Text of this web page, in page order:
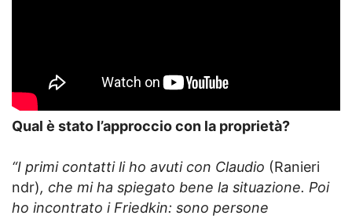
Qual è stato l’approccio con la proprietà?
“I primi contatti li ho avuti con Claudio (Ranieri
ndr), che mi ha spiegato bene la situazione. Poi
ho incontrato i Friedkin: sono persone